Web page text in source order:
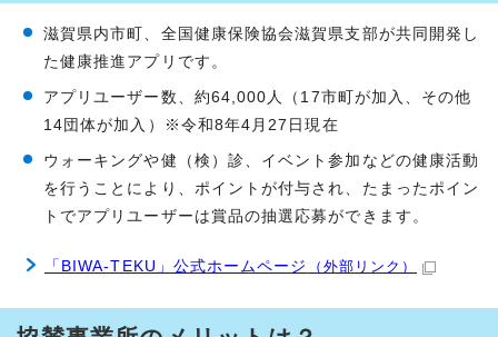
滋賀県内市町、全国健康保険協会滋賀県支部が共同開発し
た健康推進アプリです。
アプリユーザー数、約64,000人（17市町が加入、その他
14団体が加入）※令和8年4月27日現在
ウォーキングや健（検）診、イベント参加などの健康活動
を行うことにより、ポイントが付与され、たまったポイン
トでアプリユーザーは賞品の抽選応募ができます。
「BIWA-TEKU」公式ホームページ （外部リンク）